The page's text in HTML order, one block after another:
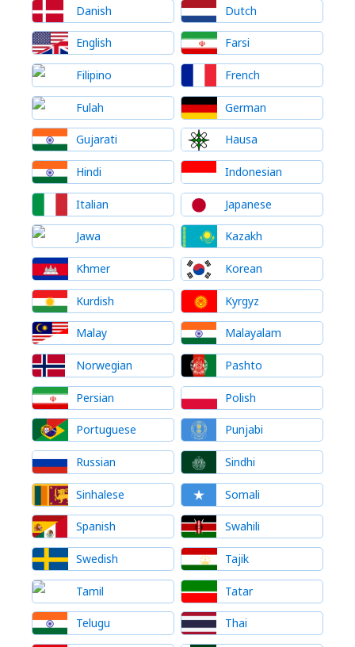
Danish Dutch
English Farsi
Filipino French
Fulah German
Gujarati Hausa
Hindi Indonesian
Italian Japanese
Jawa Kazakh
Khmer Korean
Kurdish Kyrgyz
Malay Malayalam
Norwegian Pashto
Persian Polish
Portuguese Punjabi
Russian Sindhi
Sinhalese Somali
Spanish Swahili
Swedish Tajik
Tamil Tatar
Telugu Thai